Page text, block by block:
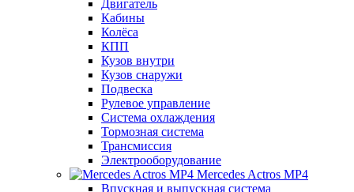
Двигатель
Кабины
Колёса
КПП
Кузов внутри
Кузов снаружи
Подвеска
Рулевое управление
Система охлаждения
Тормозная система
Трансмиссия
Электрооборудование
Mercedes Actros MP4
Впускная и выпускная система